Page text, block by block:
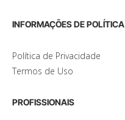
INFORMAÇÕES DE POLÍTICA
Política de Privacidade
Termos de Uso
PROFISSIONAIS